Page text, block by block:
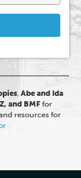
, Abe and Ida
and BMF for
resources for